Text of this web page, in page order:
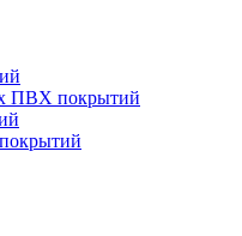
ПВХ покрытий